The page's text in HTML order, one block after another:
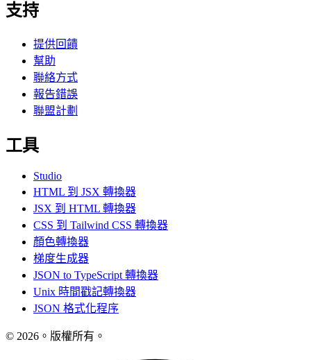
支持
提供回饋
幫助
聯絡方式
報告錯誤
聯盟計劃
工具
Studio
HTML 到 JSX 轉換器
JSX 到 HTML 轉換器
CSS 到 Tailwind CSS 轉換器
顏色轉換器
梯度生成器
JSON to TypeScript 轉換器
Unix 時間戳記轉換器
JSON 格式化程序
© 2026。版權所有。